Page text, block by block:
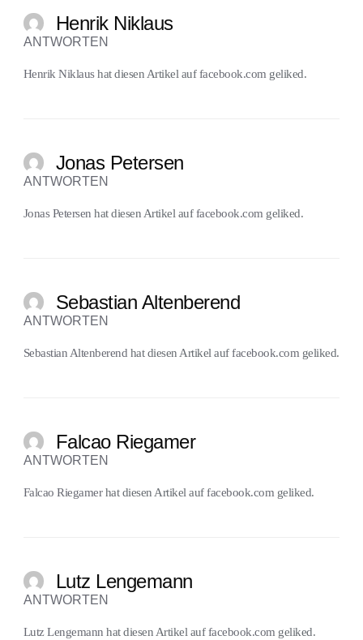
Henrik Niklaus
ANTWORTEN
Henrik Niklaushat diesen Artikel auffacebook.com geliked.
Jonas Petersen
ANTWORTEN
Jonas Petersen hat diesen Artikel auffacebook.com geliked.
Sebastian Altenberend
ANTWORTEN
Sebastian Altenberend hat diesen Artikel auffacebook.com geliked.
Falcao Riegamer
ANTWORTEN
Falcao Riegamerhat diesen Artikel auffacebook.com geliked.
Lutz Lengemann
ANTWORTEN
Lutz Lengemann hat diesen Artikel auffacebook.com geliked.